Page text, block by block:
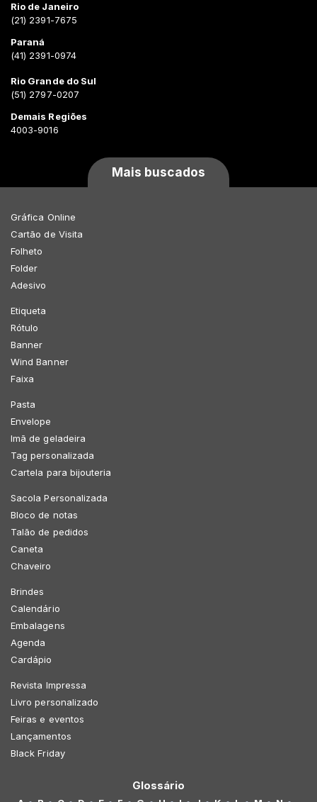
Rio de Janeiro
(21) 2391-7675
Paraná
(41) 2391-0974
Rio Grande do Sul
(51) 2797-0207
Demais Regiões
4003-9016
Mais buscados
Gráfica Online
Cartão de Visita
Folheto
Folder
Adesivo
Etiqueta
Rótulo
Banner
Wind Banner
Faixa
Pasta
Envelope
Imã de geladeira
Tag personalizada
Cartela para bijouteria
Sacola Personalizada
Bloco de notas
Talão de pedidos
Caneta
Chaveiro
Brindes
Calendário
Embalagens
Agenda
Cardápio
Revista Impressa
Livro personalizado
Feiras e eventos
Lançamentos
Black Friday
Glossário